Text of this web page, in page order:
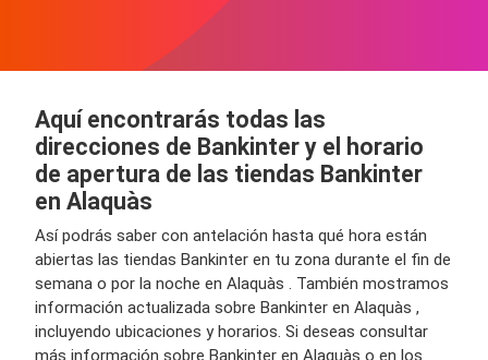
Aquí encontrarás todas las
direcciones de Bankinter y el horario
de apertura de las tiendas Bankinter
en Alaquàs
Así podrás saber con antelación hasta qué hora están
abiertas las tiendas Bankinter en tu zona durante el fin de
semana o por la noche en Alaquàs . También mostramos
información actualizada sobre Bankinter en Alaquàs ,
incluyendo ubicaciones y horarios. Si deseas consultar
más información sobre Bankinter en Alaquàs o en los